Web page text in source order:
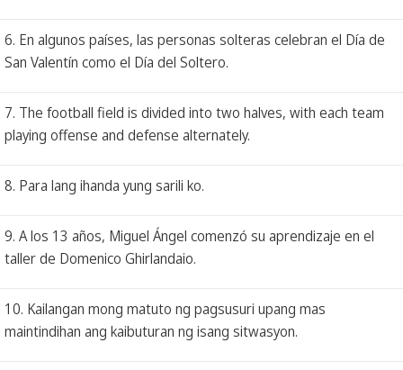
6. En algunos países, las personas solteras celebran el Día de
San Valentín como el Día del Soltero.
7. The football field is divided into two halves, with each team
playing offense and defense alternately.
8. Para lang ihanda yung sarili ko.
9. A los 13 años, Miguel Ángel comenzó su aprendizaje en el
taller de Domenico Ghirlandaio.
10. Kailangan mong matuto ng pagsusuri upang mas
maintindihan ang kaibuturan ng isang sitwasyon.